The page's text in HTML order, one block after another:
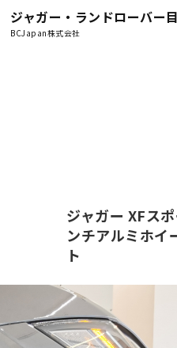
ジャガー・ランドローバー
BCJapan株式会社
ジャガー XFス
ンチアルミホイ
ト